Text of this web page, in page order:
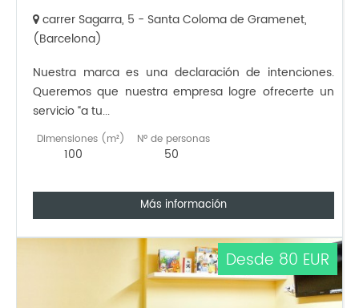
carrer Sagarra, 5 - Santa Coloma de Gramenet,
(Barcelona)
Nuestra marca es una declaración de intenciones.
Queremos que nuestra empresa logre ofrecerte un
servicio “a tu...
Dimensiones (m²)
100
Nº de personas
50
Más información
Desde 80 EUR